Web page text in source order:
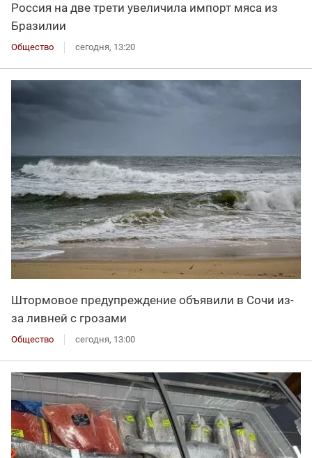
Россия на две трети увеличила импорт мяса из
Бразилии
Общество сегодня, 13:20
Штормовое предупреждение объявили в Сочи из-
за ливней с грозами
Общество сегодня, 13:00